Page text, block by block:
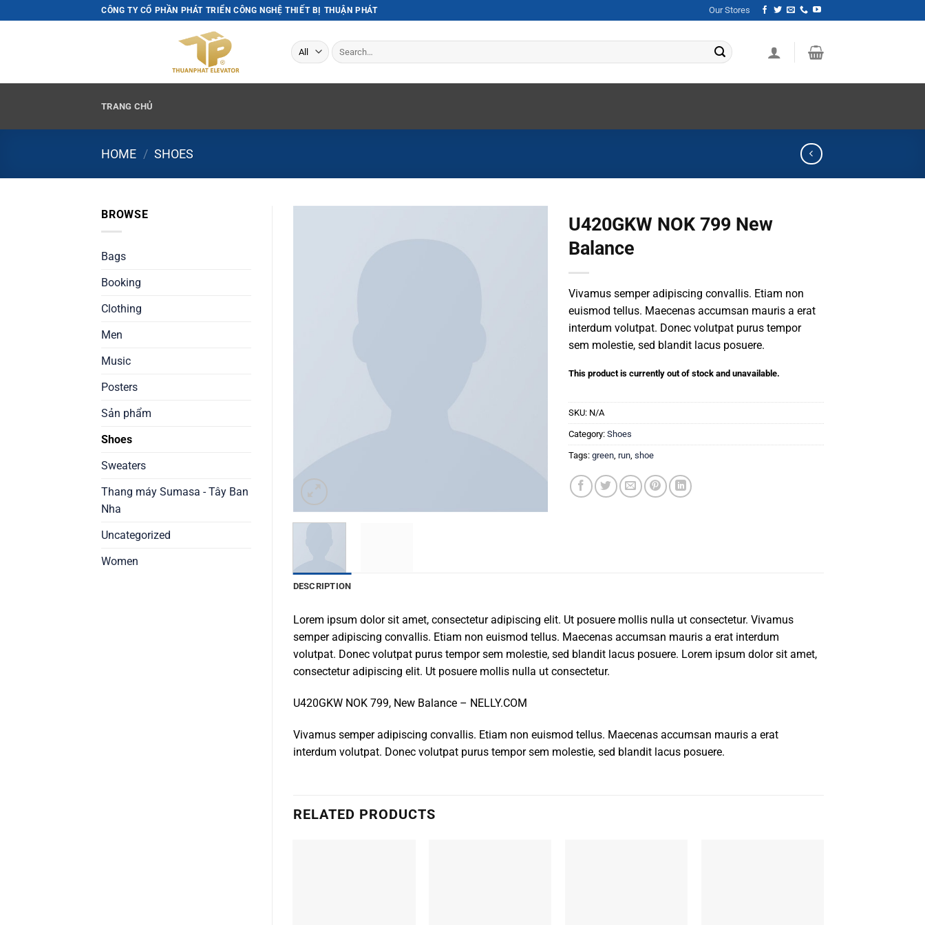
to
CÔNG TY CỔ PHẦN PHÁT TRIỂN CÔNG NGHỆ THIẾT BỊ THUẬN PHÁT Our Stores
Search
for:
TRANG CHỦ
HOME / SHOES
BROWSE
Bags
Booking
Clothing
Men
Music
Posters
Sản phẩm
Shoes
Sweaters
Thang máy Sumasa - Tây Ban
Nha
Uncategorized
Women
U420GKW NOK 799 New
Balance
Vivamus semper adipiscing convallis. Etiam non
euismod tellus. Maecenas accumsan mauris a erat
interdum volutpat. Donec volutpat purus tempor
sem molestie, sed blandit lacus posuere.
This product is currently out of stock and unavailable.
SKU: N/A
Category:Shoes
Tags:green,run,shoe
DESCRIPTION
Lorem ipsum dolor sit amet, consectetur adipiscing elit. Ut posuere mollis nulla ut consectetur. Vivamus
semper adipiscing convallis. Etiam non euismod tellus. Maecenas accumsan mauris a erat interdum
volutpat. Donec volutpat purus tempor sem molestie, sed blandit lacus posuere. Lorem ipsum dolor sit amet,
consectetur adipiscing elit. Ut posuere mollis nulla ut consectetur.
U420GKW NOK 799, New Balance – NELLY.COM
Vivamus semper adipiscing convallis. Etiam non euismod tellus. Maecenas accumsan mauris a erat
interdum volutpat. Donec volutpat purus tempor sem molestie, sed blandit lacus posuere.
RELATED PRODUCTS